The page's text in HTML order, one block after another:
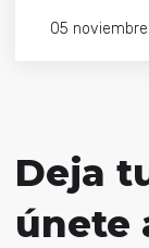
05
Deja
únete